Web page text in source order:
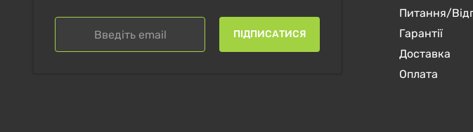
ПІДПИСАТИСЯ
Питання/
Гарантії
Доставка
Оплата